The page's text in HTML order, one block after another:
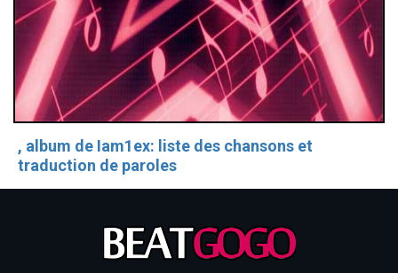
, album de Iam1ex: liste des chansons et
traduction de paroles